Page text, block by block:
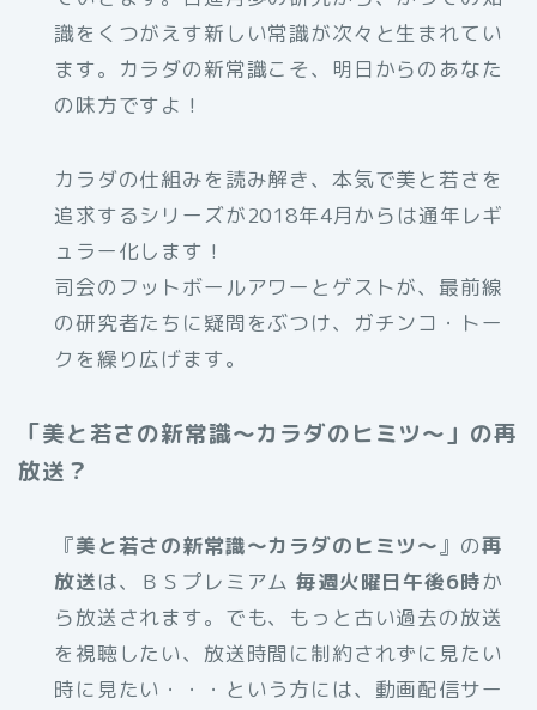
識をくつがえす新しい常識が次々と生まれてい
ます。カラダの新常識こそ、明日からのあなた
の味方ですよ！
カラダの仕組みを読み解き、本気で美と若さを
追求するシリーズが2018年4月からは通年レギ
ュラー化します！
司会のフットボールアワーとゲストが、最前線
の研究者たちに疑問をぶつけ、ガチンコ・トー
クを繰り広げます。
「美と若さの新常識～カラダのヒミツ～」の再
放送？
『美と若さの新常識～カラダのヒミツ～』の再
放送は、ＢＳプレミアム 毎週火曜日午後6時か
ら放送されます。でも、もっと古い過去の放送
を視聴したい、放送時間に制約されずに見たい
時に見たい・・・という方には、動画配信サー